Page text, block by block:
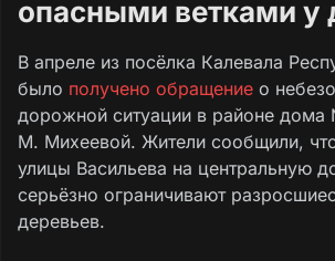
опасными ветками у
В апреле из посёлка Калевала
было получено обращение о
дорожной ситуации в районе
М. Михеевой. Жители сообщили,
улицы Васильева на центральную
серьёзно ограничивают
деревьев.